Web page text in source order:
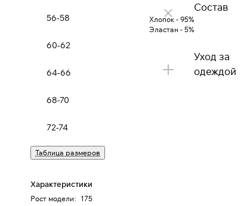
56-58
60-62
64-66
68-70
72-74
Таблица размеров
Характеристики
Рост модели: 175
Состав
Хлопок - 95%
Эластан - 5%
Уход за
одеждой